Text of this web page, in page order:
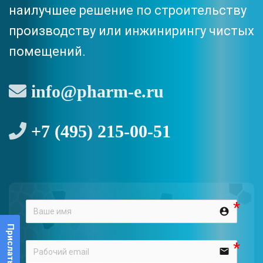
наилучшее решение по строительству
производству или инжинирингу чистых
помещений.
info@pharm-e.ru
+7 (495) 215-00-51
account_circle
email